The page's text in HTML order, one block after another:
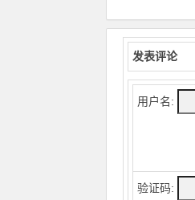
发表评论
用户名:
验证码: